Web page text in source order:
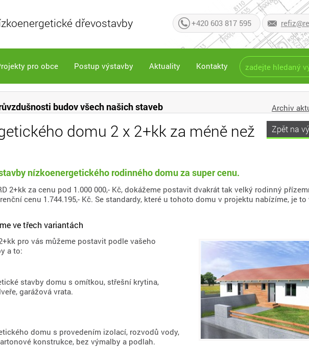
dřevostavby +420 603 817 595
pro obce Postup výstavby Aktuality Kontakty
budov všech našich staveb Archiv
Zpět na
domu 2 x 2+kk za méně než
nízkoenergetického rodinného domu za super cenu.
2+kk za cenu pod 1.000 000,- Kč, dokážeme postavit dvakrát tak velký rodinný
cenu 1.744.195,- Kč. Se standardy, které u tohoto domu v projektu nabízíme, je to
ve třech variantách
pro vás můžeme postavit podle vašeho
a to:
stavby domu s omítkou, střešní krytina,
garážová vrata.
domu s provedením izolací, rozvodů vody,
konstrukce, bez výmalby a podlah.